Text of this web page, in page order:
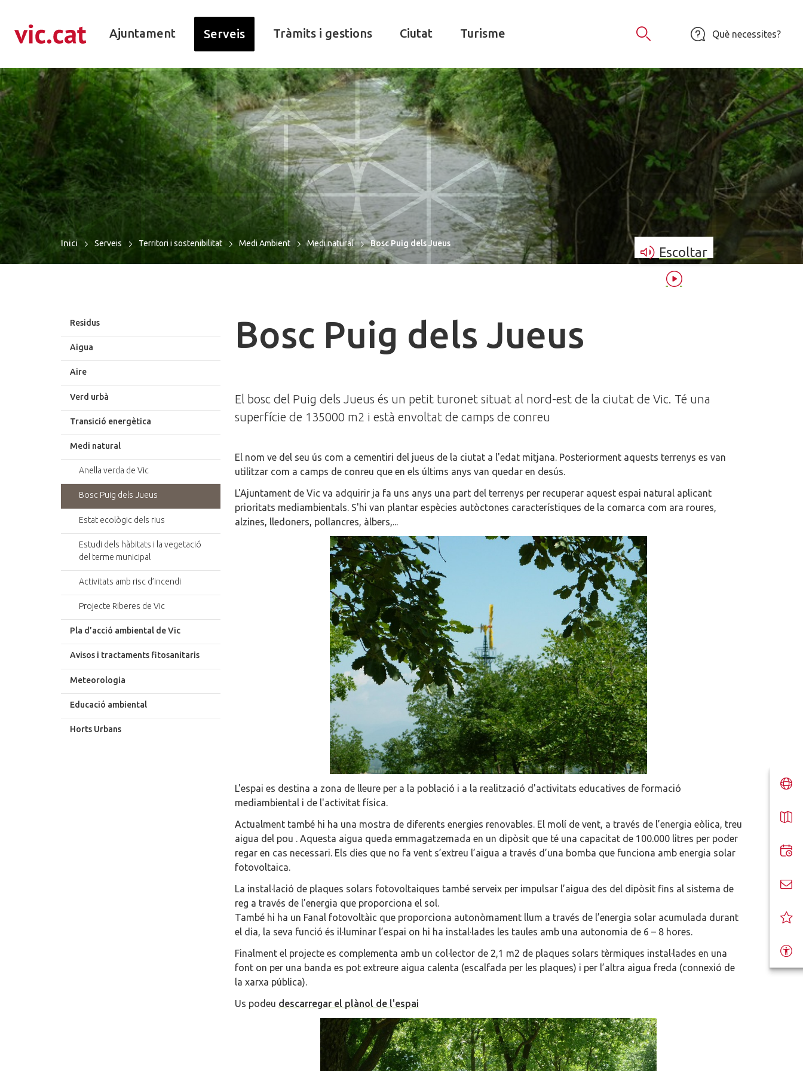
Obrir Cercador
Què necessites?
Ajuntament Serveis Tràmits i gestions Ciutat Turisme
Escoltar
Inici Serveis Territori i sostenibilitat Medi Ambient Medi natural Bosc Puig dels Jueus
Bosc Puig dels Jueus
El bosc del Puig dels Jueus és un petit turonet situat al nord-est de la ciutat de Vic. Té una
superfície de 135000 m2 i està envoltat de camps de conreu
El nom ve del seu ús com a cementiri del jueus de la ciutat a l'edat mitjana. Posteriorment aquests terrenys es van
utilitzar com a camps de conreu que en els últims anys van quedar en desús.
L'Ajuntament de Vic va adquirir ja fa uns anys una part del terrenys per recuperar aquest espai natural aplicant
prioritats mediambientals. S'hi van plantar espècies autòctones característiques de la comarca com ara roures,
alzines, lledoners, pollancres, àlbers,...
L'espai es destina a zona de lleure per a la població i a la realització d'activitats educatives de formació
mediambiental i de l'activitat física.
Actualment també hi ha una mostra de diferents energies renovables. El molí de vent, a través de l’energia eòlica, treu
aigua del pou . Aquesta aigua queda emmagatzemada en un dipòsit que té una capacitat de 100.000 litres per poder
regar en cas necessari. Els dies que no fa vent s’extreu l’aigua a través d’una bomba que funciona amb energia solar
fotovoltaica.
La instal·lació de plaques solars fotovoltaiques també serveix per impulsar l’aigua des del dipòsit fins al sistema de
reg a través de l’energia que proporciona el sol.
També hi ha un Fanal fotovoltàic que proporciona autonòmament llum a través de l’energia solar acumulada durant
el dia, la seva funció és il·luminar l’espai on hi ha instal·lades les taules amb una autonomia de 6 – 8 hores.
Finalment el projecte es complementa amb un col·lector de 2,1 m2 de plaques solars tèrmiques instal·lades en una
font on per una banda es pot extreure aigua calenta (escalfada per les plaques) i per l’altra aigua freda (connexió de
la xarxa pública).
Us podeu descarregar el plànol de l'espai
Residus
Aigua
Aire
Verd urbà
Transició energètica
Medi natural
Anella verda de Vic
Bosc Puig dels Jueus
Estat ecològic dels rius
Estudi dels hàbitats i la vegetació
del terme municipal
Activitats amb risc d’incendi
Projecte Riberes de Vic
Pla d’acció ambiental de Vic
Avisos i tractaments fitosanitaris
Meteorologia
Educació ambiental
Horts Urbans